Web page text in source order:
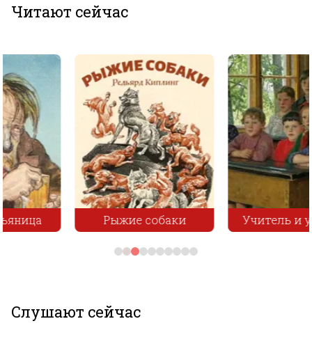
Читают сейчас
Рыжие собаки Учитель и ученикъ
Слушают сейчас